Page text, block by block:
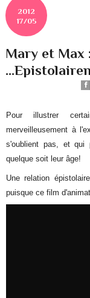
2012
17/05
Mary et
Pour illustrer
merveilleusement à
s'oublient pas, et qui
quelque soit leur âge!
Une relation
puisque ce film